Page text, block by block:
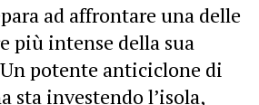
ad affrontare una delle
più intense della sua
potente anticiclone di
sta investendo l’isola,